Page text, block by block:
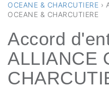
OCEANE & CHARCUTIERE ›
OCEANE & CHARCUTIERE
Accord
ALLIANCE